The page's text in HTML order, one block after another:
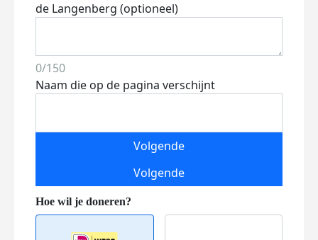
de Langenberg (optioneel)
0/150
Naam die op de pagina verschijnt
Volgende
Volgende